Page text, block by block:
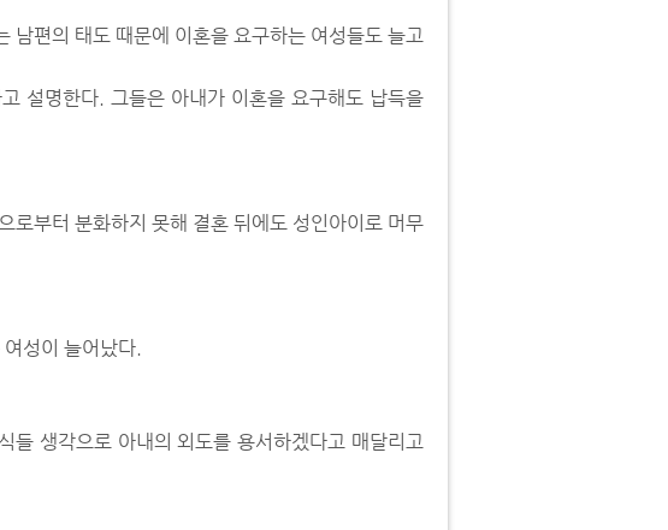
남편의 태도 때문에 이혼을 요구하는 여성들도 늘고
설명한다. 그들은 아내가 이혼을 요구해도 납득을
로부터 분화하지 못해 결혼 뒤에도 성인아이로 머무
성이 늘어났다.
생각으로 아내의 외도를 용서하겠다고 매달리고